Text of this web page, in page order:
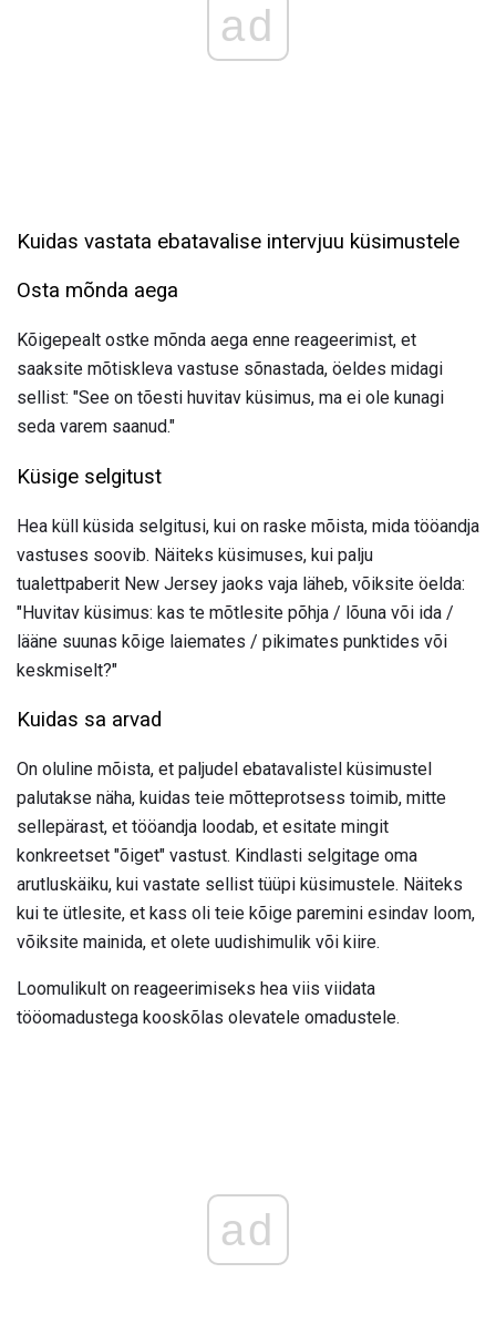
ad
Kuidas vastata ebatavalise intervjuu küsimustele
Osta mõnda aega
Kõigepealt ostke mõnda aega enne reageerimist, et
saaksite mõtiskleva vastuse sõnastada, öeldes midagi
sellist: "See on tõesti huvitav küsimus, ma ei ole kunagi
seda varem saanud."
Küsige selgitust
Hea küll küsida selgitusi, kui on raske mõista, mida tööandja
vastuses soovib. Näiteks küsimuses, kui palju
tualettpaberit New Jersey jaoks vaja läheb, võiksite öelda:
"Huvitav küsimus: kas te mõtlesite põhja / lõuna või ida /
lääne suunas kõige laiemates / pikimates punktides või
keskmiselt?"
Kuidas sa arvad
On oluline mõista, et paljudel ebatavalistel küsimustel
palutakse näha, kuidas teie mõtteprotsess toimib, mitte
sellepärast, et tööandja loodab, et esitate mingit
konkreetset "õiget" vastust. Kindlasti selgitage oma
arutluskäiku, kui vastate sellist tüüpi küsimustele. Näiteks
kui te ütlesite, et kass oli teie kõige paremini esindav loom,
võiksite mainida, et olete uudishimulik või kiire.
Loomulikult on reageerimiseks hea viis viidata
tööomadustega kooskõlas olevatele omadustele.
ad